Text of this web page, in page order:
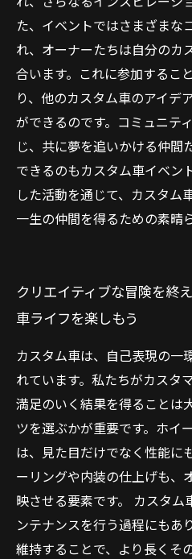
た、イベントではさまざまな
れ、オーナーたちは自分のカ
合います。これに参加するこ
り、他のカスタム車のアイデ
ができるのです。コミュニテ
じ、共に夢を追いかける仲間
できるのもカスタム車イベン
した活動を通じて、カスタム
一生の仲間を得るための素晴
クリエイティブな冒険を終
車ライフを楽しもう
カスタム車は、自己表現の一
れています。私たちがカスタ
満足のいく結果を得ることは
ツを選ぶかが重要です。ホイ
は、見た目だけでなく性能に
ーリングや内装の仕上げも、
映させる要素です。 カスタ
ンテナンスを行う過程にもあ
維持することで、より長くそ